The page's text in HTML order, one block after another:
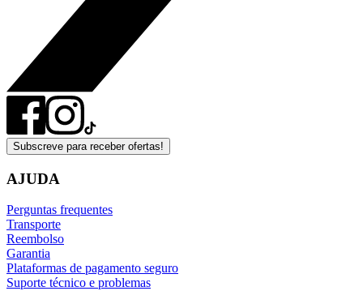
Subscreve para receber ofertas!
AJUDA
Perguntas frequentes
Transporte
Reembolso
Garantia
Plataformas de pagamento seguro
Suporte técnico e problemas